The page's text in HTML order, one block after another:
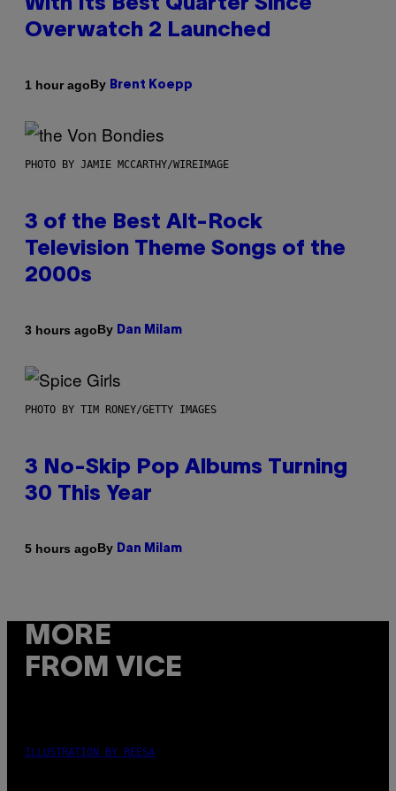
With Its Best Quarter Since
Overwatch 2 Launched
1 hour agoBy Brent Koepp
PHOTO BY JAMIE MCCARTHY/WIREIMAGE
3 of the Best Alt-Rock
Television Theme Songs of the
2000s
3 hours agoBy Dan Milam
PHOTO BY TIM RONEY/GETTY IMAGES
3 No-Skip Pop Albums Turning
30 This Year
5 hours agoBy Dan Milam
MORE
FROM VICE
ILLUSTRATION BY REESA